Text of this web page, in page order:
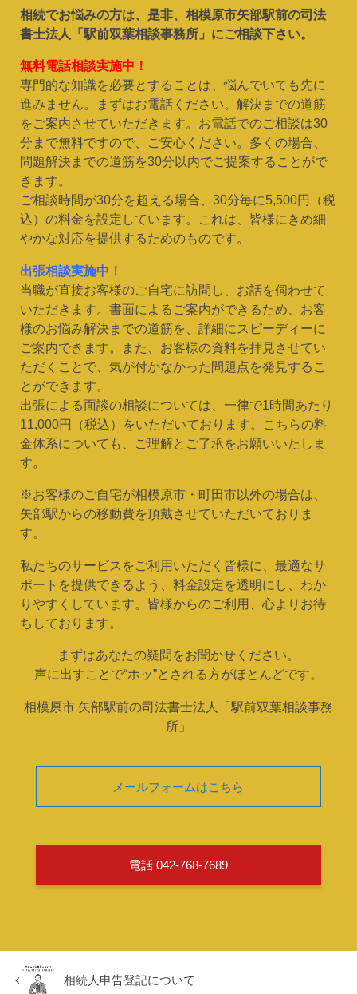
相続でお悩みの方は、是非、相模原市矢部駅前の司法
書士法人「駅前双葉相談事務所」にご相談下さい。
無料電話相談実施中！
専門的な知識を必要とすることは、悩んでいても先に
進みません。まずはお電話ください。解決までの道筋
をご案内させていただきます。お電話でのご相談は30
分まで無料ですので、ご安心ください。多くの場合、
問題解決までの道筋を30分以内でご提案することがで
きます。
ご相談時間が30分を超える場合、30分毎に5,500円（税
込）の料金を設定しています。これは、皆様にきめ細
やかな対応を提供するためのものです。
出張相談実施中！
当職が直接お客様のご自宅に訪問し、お話を伺わせて
いただきます。書面によるご案内ができるため、お客
様のお悩み解決までの道筋を、詳細にスピーディーに
ご案内できます。また、お客様の資料を拝見させてい
ただくことで、気が付かなかった問題点を発見するこ
とができます。
出張による面談の相談については、一律で1時間あたり
11,000円（税込）をいただいております。こちらの料
金体系についても、ご理解とご了承をお願いいたしま
す。
※お客様のご自宅が相模原市・町田市以外の場合は、
矢部駅からの移動費を頂戴させていただいておりま
す。
私たちのサービスをご利用いただく皆様に、最適なサ
ポートを提供できるよう、料金設定を透明にし、わか
りやすくしています。皆様からのご利用、心よりお待
ちしております。
まずはあなたの疑問をお聞かせください。
声に出すことで“ホッ”とされる方がほとんどです。
相模原市 矢部駅前の司法書士法人「駅前双葉相談事務
所」
メールフォームはこちら
電話 042-768-7689
相続人申告登記について